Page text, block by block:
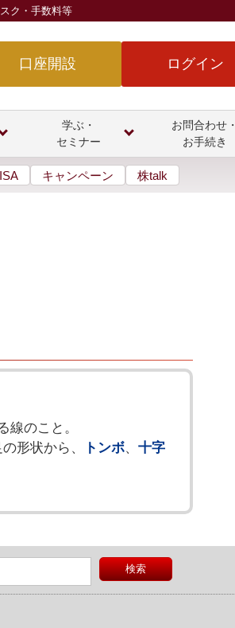
口座開設 ログイン
スク・手数料等
学ぶ・
セミナー
お問合わせ・
お手続き
キャンペーン 株talk
線のこと。
形状から、
トンボ、 十字